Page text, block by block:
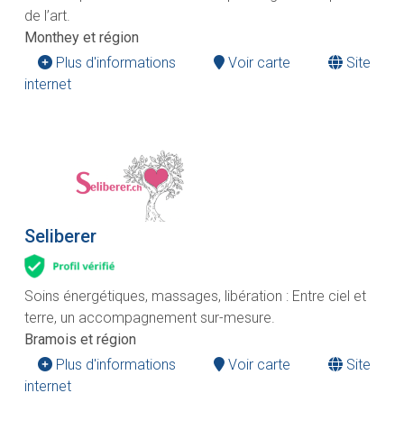
de l’art.
Monthey et région
Plus d'informations
Voir carte
Site
internet
Seliberer
Soins énergétiques, massages, libération : Entre ciel et
terre, un accompagnement sur-mesure.
Bramois et région
Plus d'informations
Voir carte
Site
internet